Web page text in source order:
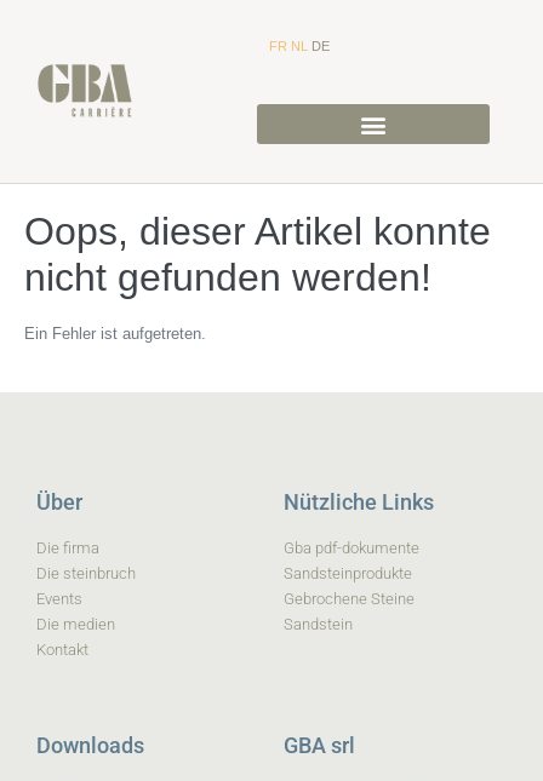
FR NL DE
Oops, dieser Artikel konnte
nicht gefunden werden!
Ein Fehler ist aufgetreten.
Über
Die firma
Die steinbruch
Events
Die medien
Kontakt
Nützliche Links
Gba pdf-dokumente
Sandsteinprodukte
Gebrochene Steine
Sandstein
Downloads GBA srl